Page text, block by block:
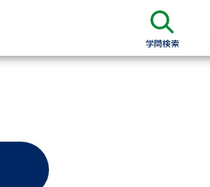
学問検索
から請求
ンフ